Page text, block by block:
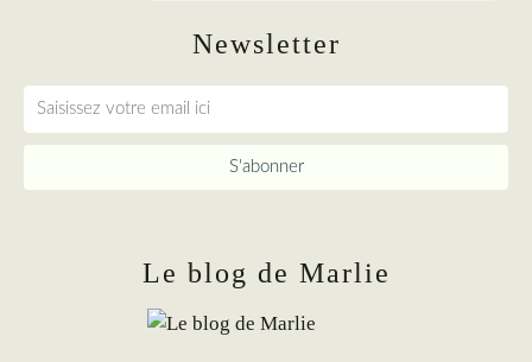
Newsletter
Le blog de Marlie